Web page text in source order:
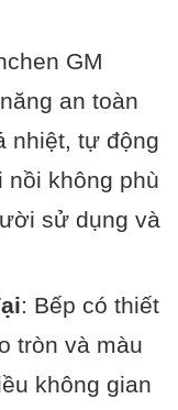
GM
an toàn
nhiệt, tự động
nồi không phù
sử dụng và
: Bếp có thiết
tròn và màu
không gian